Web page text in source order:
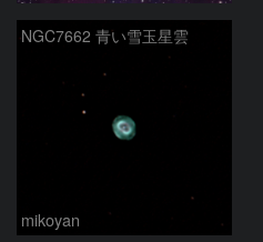
NGC7662 青い雪玉星雲
mikoyan